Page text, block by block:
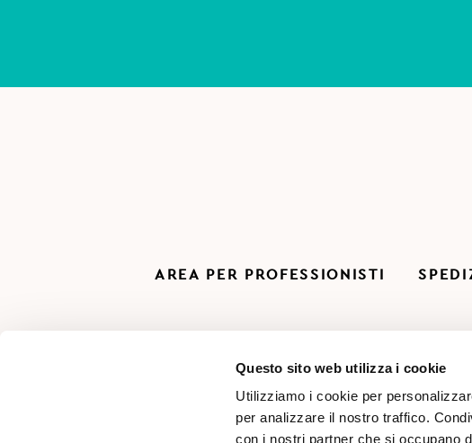
Questo sito web utilizza i cookie
Utilizziamo i cookie per
per analizzare il nostro traffico.
con i nostri partner che si occupano
AREA PER PROFESSIONISTI